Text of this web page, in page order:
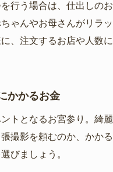
行う場合は、仕出しの
ゃんやお母さんがリラ
、注文するお店や人数
かかるお金
トとなるお宮参り。綺
撮影を頼むのか、かか
びましょう。